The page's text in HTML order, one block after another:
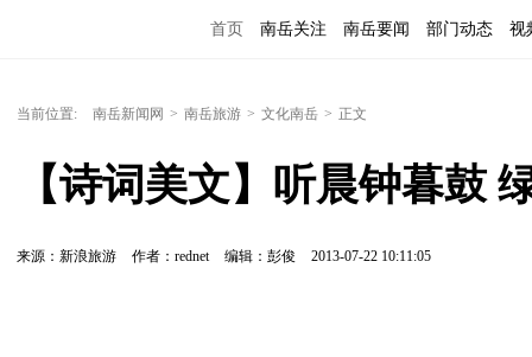
首页 南岳关注 南岳要闻 部门动态 视
当前位置: 南岳新闻网 > 南岳旅游 > 文化南岳 > 正文
【诗词美文】听晨钟暮鼓
来源：新浪旅游 作者：rednet 编辑：彭俊 2013-07-22 10:11:05